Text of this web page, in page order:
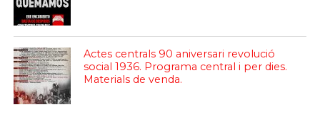
Actes centrals 90 aniversari revolució
social 1936. Programa central i per dies.
Materials de venda.